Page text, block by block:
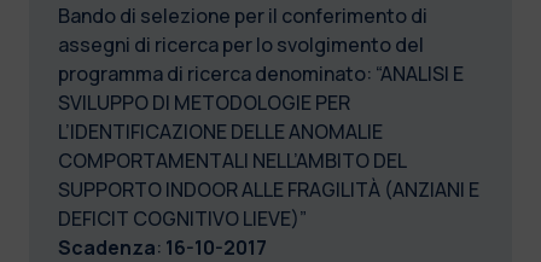
Bando di selezione per il conferimento di
assegni di ricerca per lo svolgimento del
programma di ricerca denominato: “ANALISI E
SVILUPPO DI METODOLOGIE PER
L’IDENTIFICAZIONE DELLE ANOMALIE
COMPORTAMENTALI NELL’AMBITO DEL
SUPPORTO INDOOR ALLE FRAGILITÀ (ANZIANI E
DEFICIT COGNITIVO LIEVE)”
Scadenza: 16-10-2017